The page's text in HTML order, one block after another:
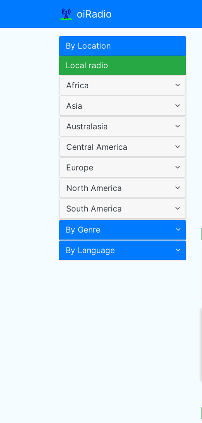
oiRadio
By Location
Local radio
Africa
Asia
Australasia
Central America
Europe
North America
South America
By Genre
By Language